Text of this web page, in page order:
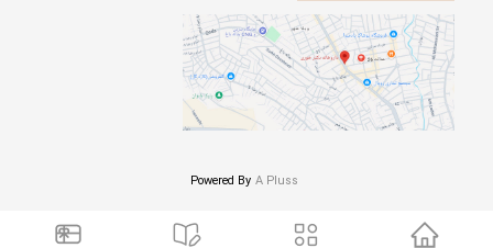
A Pluss
Powered By